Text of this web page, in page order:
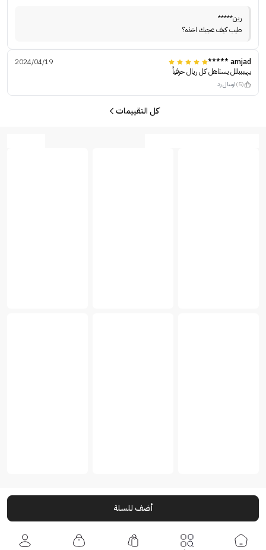
رين*****
طيب كيف عجبك اخذه؟
amjad *****
2024/04/19
يهببببللل يستاهل كل ريال حرفياً
(5) ارسال رد
كل التقييمات
أضف للسلة